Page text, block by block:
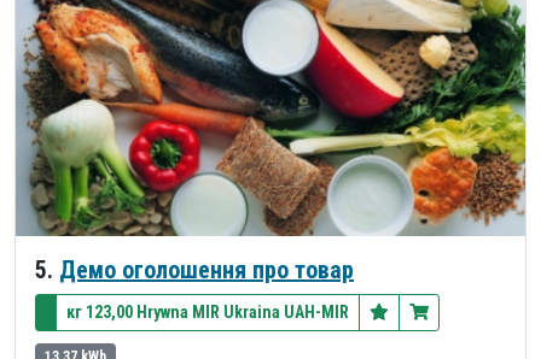
5. Демо оголошення про товар
кг 123,00 Hrywna MIR Ukraina UAH-MIR